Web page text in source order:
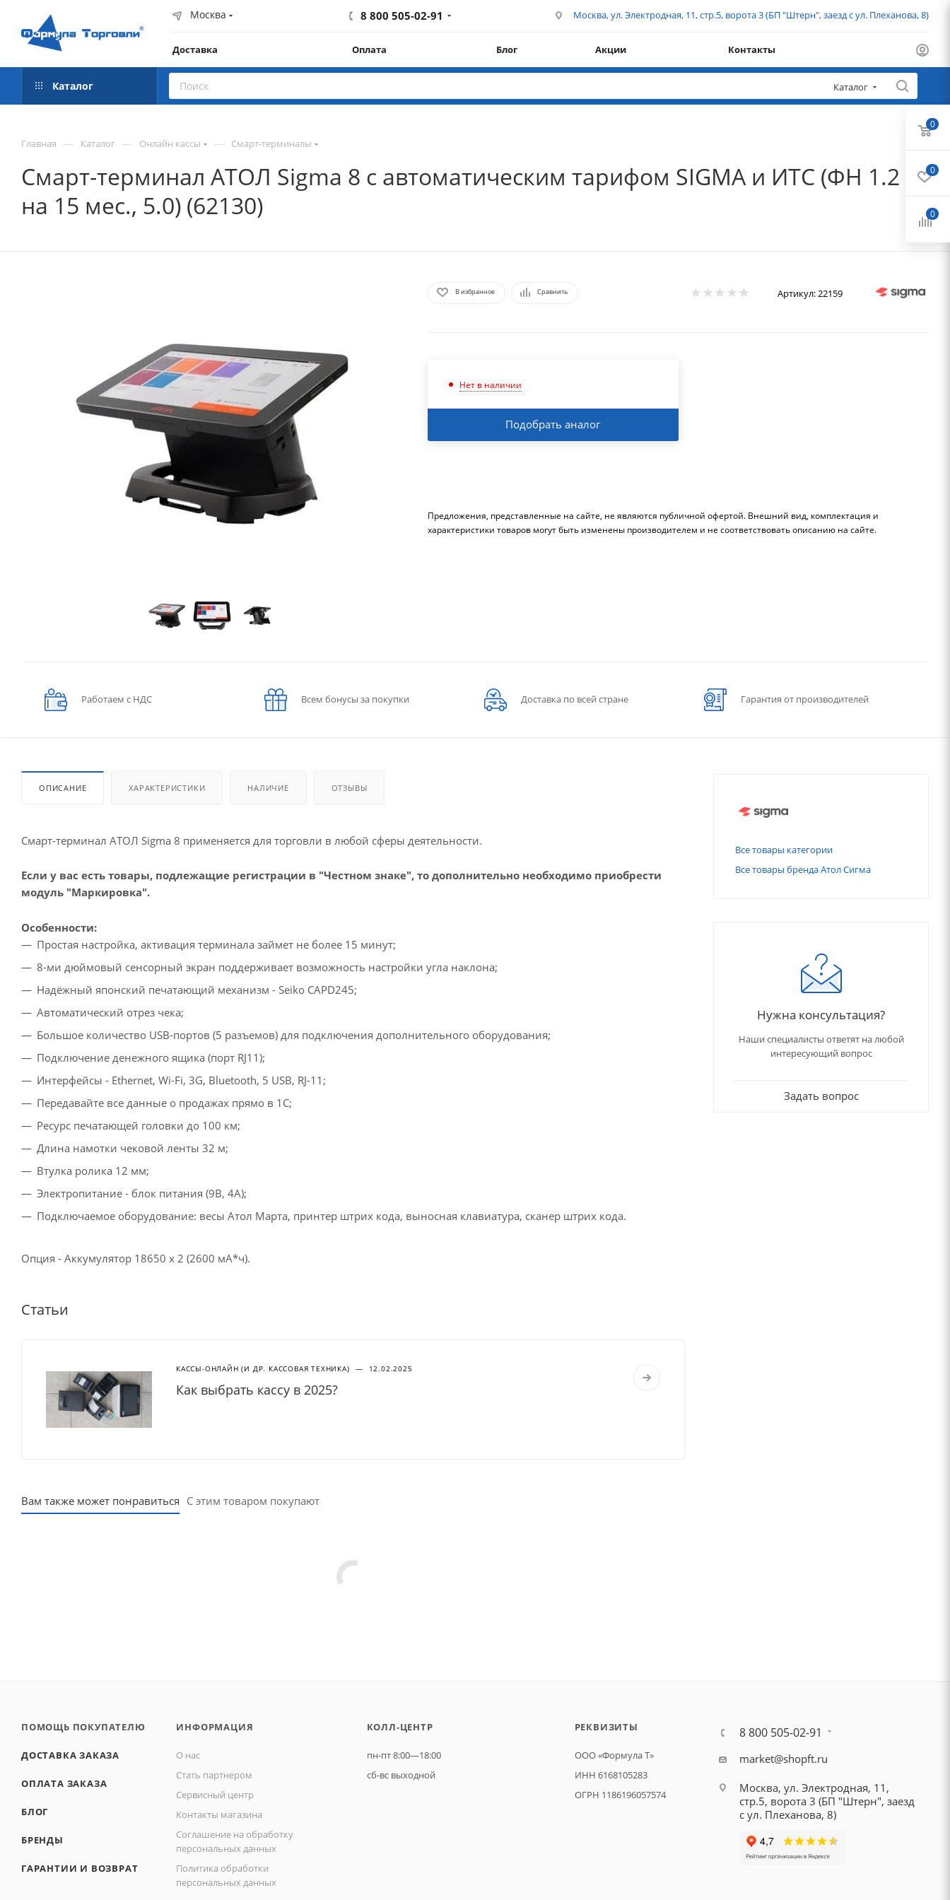
Москва 8 800 505-02-91 Москва, ул. Электродная, 11, стр.5, ворота 3 (БП "Штерн", заезд с ул. Плеханова, 8)
Доставка Оплата Блог Акции Контакты
Каталог Каталог
Главная — Каталог — Онлайн кассы — Смарт-терминалы
Смарт-терминал АТОЛ Sigma 8 с автоматическим тарифом SIGMA и ИТС (ФН 1.2
на 15 мес., 5.0) (62130)
В избранное Сравнить Артикул:22159
Нет в наличии
Подобрать аналог
Предложения, представленные на сайте, не являются публичной офертой. Внешний вид, комплектация и
характеристики товаров могут быть изменены производителем и не соответствовать описанию на сайте.
Работаем с НДС Всем бонусы за покупки Доставка по всей стране Гарантия от производителей
ОПИСАНИЕ ХАРАКТЕРИСТИКИ НАЛИЧИЕ ОТЗЫВЫ
Смарт-терминал АТОЛ Sigma 8 применяется для торговли в любой сферы деятельности.
Если у вас есть товары, подлежащие регистрации в "Честном знаке", то дополнительно необходимо приобрести
модуль "Маркировка".
Особенности:
Простая настройка, активация терминала займет не более 15 минут;
8-ми дюймовый сенсорный экран поддерживает возможность настройки угла наклона;
Надёжный японский печатающий механизм - Seiko CAPD245;
Автоматический отрез чека;
Большое количество USB-портов (5 разъемов) для подключения дополнительного оборудования;
Подключение денежного ящика (порт RJ11);
Интерфейсы - Ethernet, Wi-Fi, 3G, Bluetooth, 5 USB, RJ-11;
Передавайте все данные о продажах прямо в 1С;
Ресурс печатающей головки до 100 км;
Длина намотки чековой ленты 32 м;
Втулка ролика 12 мм;
Электропитание - блок питания (9В, 4А);
Подключаемое оборудование: весы Атол Марта, принтер штрих кода, выносная клавиатура, сканер штрих кода.
Опция - Аккумулятор 18650 х 2 (2600 мА*ч).
Статьи
КАССЫ-ОНЛАЙН (И ДР. КАССОВАЯ ТЕХНИКА) — 12.02.2025
Как выбрать кассу в 2025?
Вам также может понравиться С этим товаром покупают
Все товары категории
Все товары бренда Атол Сигма
Нужна консультация?
Наши специалисты ответят на любой
интересующий вопрос
Задать вопрос
ПОМОЩЬ ПОКУПАТЕЛЮ
ДОСТАВКА ЗАКАЗА
ОПЛАТА ЗАКАЗА
БЛОГ
БРЕНДЫ
ГАРАНТИИ И ВОЗВРАТ
ИНФОРМАЦИЯ
О нас
Стать партнером
Сервисный центр
Контакты магазина
Соглашение на обработку
персональных данных
Политика обработки
персональных данных
КОЛЛ-ЦЕНТР
пн-пт 8:00—18:00
сб-вс выходной
РЕКВИЗИТЫ
ООО «Формула Т»
ИНН 6168105283
ОГРН 1186196057574
8 800 505-02-91
market@shopft.ru
Москва, ул. Электродная, 11,
стр.5, ворота 3 (БП "Штерн", заезд
с ул. Плеханова, 8)
0
0
0